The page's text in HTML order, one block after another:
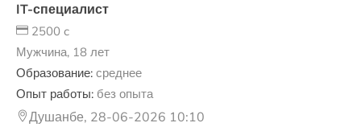
IT-специалист
2500 c
Мужчина, 18 лет
Образование: среднее
Опыт работы: без опыта
Душанбе, 28-06-2026 10:10